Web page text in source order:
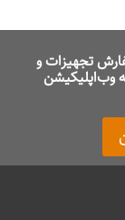
تجهیزات و
وب‌اپلیکیشن